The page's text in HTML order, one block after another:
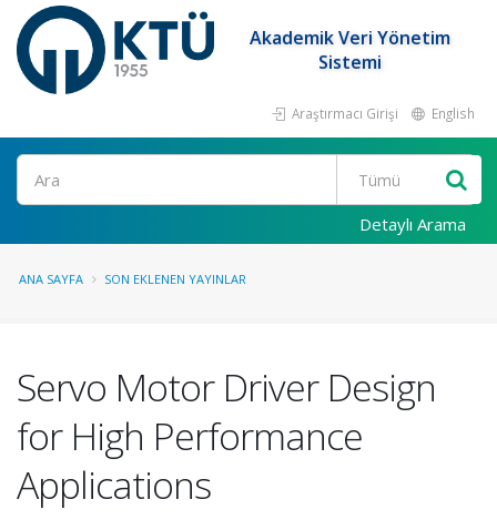
Akademik Veri Yönetim
Sistemi
Araştırmacı Girişi English
Ara
Detaylı Arama
ANA SAYFA SON EKLENEN YAYINLAR
Servo Motor Driver Design
for High Performance
Applications